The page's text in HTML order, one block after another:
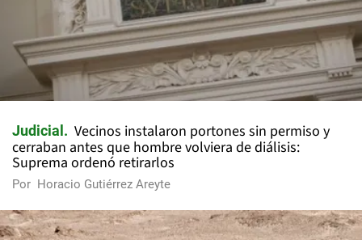
Judicial
Vecinos instalaron portones sin permiso y
cerraban antes que hombre volviera de diálisis:
Suprema ordenó retirarlos
Por Horacio Gutiérrez Areyte